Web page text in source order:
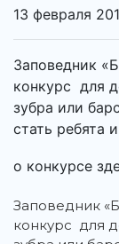
13 февраля
Заповедник
конкурс для
зубра или
стать ребята
о конкурсе
Заповедник
конкурс для